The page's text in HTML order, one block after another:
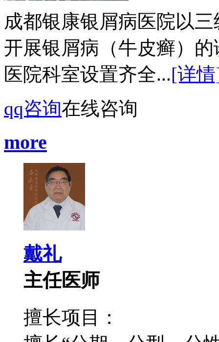
成都银康银屑病医院以
开展银屑病（牛皮癣）
医院科室设置齐全...[详
qq咨询在线咨询
more
戴礼
主任医师
擅长项目：